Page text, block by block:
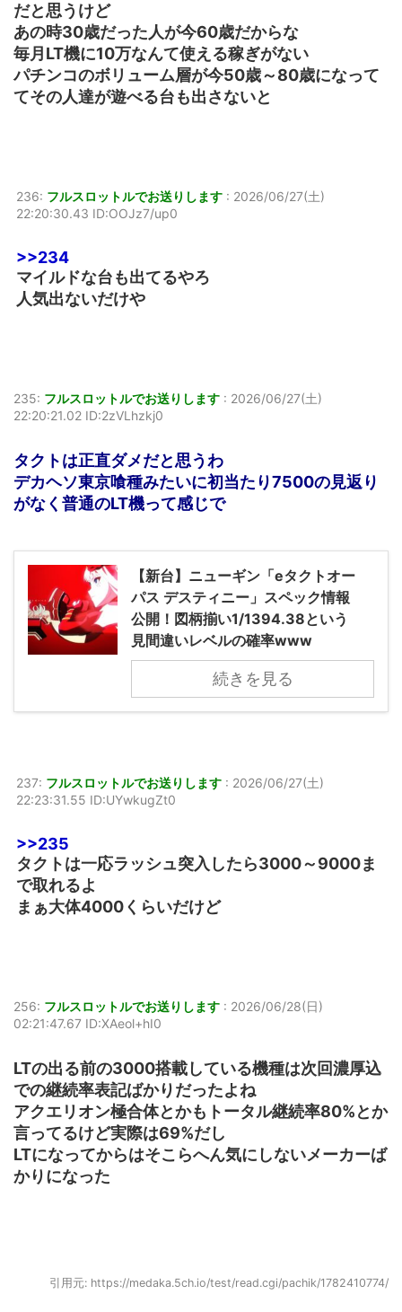
だと思うけど
あの時30歳だった人が今60歳だからな
毎月LT機に10万なんて使える稼ぎがない
パチンコのボリューム層が今50歳～80歳になって
てその人達が遊べる台も出さないと
236: フルスロットルでお送りします : 2026/06/27(土)
22:20:30.43 ID:OOJz7/up0
>>234
マイルドな台も出てるやろ
人気出ないだけや
235: フルスロットルでお送りします : 2026/06/27(土)
22:20:21.02 ID:2zVLhzkj0
タクトは正直ダメだと思うわ
デカヘソ東京喰種みたいに初当たり7500の見返り
がなく普通のLT機って感じで
【新台】ニューギン「eタクトオー
パス デスティニー」スペック情報
公開！図柄揃い1/1394.38という
見間違いレベルの確率www
続きを見る
237: フルスロットルでお送りします : 2026/06/27(土)
22:23:31.55 ID:UYwkugZt0
>>235
タクトは一応ラッシュ突入したら3000～9000ま
で取れるよ
まぁ大体4000くらいだけど
256: フルスロットルでお送りします : 2026/06/28(日)
02:21:47.67 ID:XAeol+hI0
LTの出る前の3000搭載している機種は次回濃厚込
での継続率表記ばかりだったよね
アクエリオン極合体とかもトータル継続率80%とか
言ってるけど実際は69%だし
LTになってからはそこらへん気にしないメーカーば
かりになった
引用元: https://medaka.5ch.io/test/read.cgi/pachik/1782410774/